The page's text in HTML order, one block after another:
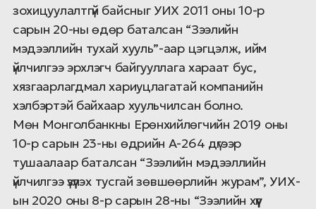
зохицуулалтгүй байсныг УИХ 2011 оны 10-р
сарын 20-ны өдөр баталсан “Зээлийн
мэдээллийн тухай хууль”-аар цэгцэлж, ийм
үйлчилгээ эрхлэгч байгууллага хараат бус,
хязгаарлагдмал хариуцлагатай компанийн
хэлбэртэй байхаар хуульчилсан болно.
Мөн Монголбанкны Ерөнхийлөгчийн 2019 оны
10-р сарын 23-ны өдрийн А-264 дүгээр
тушаалаар баталсан “Зээлийн мэдээллийн
үйлчилгээ үзүүлэх тусгай зөвшөөрлийн журам”, УИХ-
ын 2020 оны 8-р сарын 28-ны “Зээлийн хүүг